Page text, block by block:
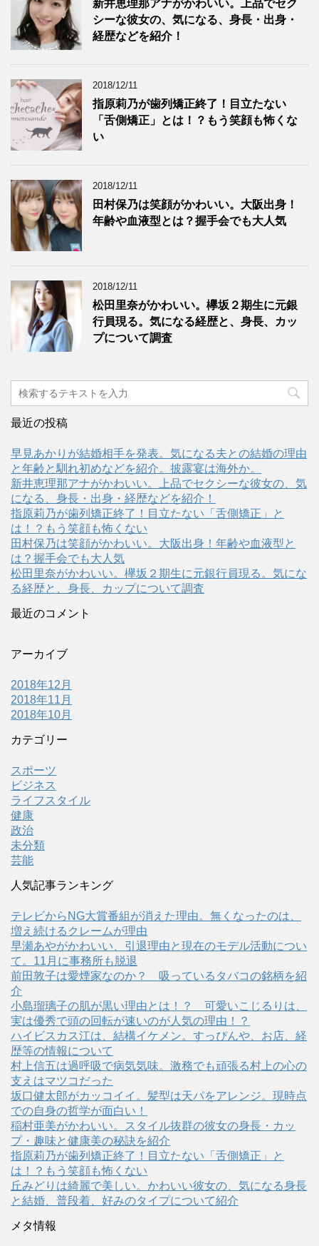
新井恵理那アナがかわいい。上品でセク
シーな彼女の、気になる、身長・出身・
経歴などを紹介！
2018/12/11
指原莉乃が歯列矯正終了！目立たない
「舌側矯正」とは！？もう笑顔も怖くな
い
2018/12/11
田村保乃は笑顔がかわいい。大阪出身！
年齢や血液型とは？握手会でも大人気
2018/12/11
松田里奈がかわいい。欅坂２期生に元銀
行員現る。気になる経歴と、身長、カッ
プについて調査
最近の投稿
早見あかりが結婚相手を発表。気になる夫との結婚の理由
と年齢と馴れ初めなどを紹介。披露宴は海外か。
新井恵理那アナがかわいい。上品でセクシーな彼女の、気
になる、身長・出身・経歴などを紹介！
指原莉乃が歯列矯正終了！目立たない「舌側矯正」と
は！？もう笑顔も怖くない
田村保乃は笑顔がかわいい。大阪出身！年齢や血液型と
は？握手会でも大人気
松田里奈がかわいい。欅坂２期生に元銀行員現る。気にな
る経歴と、身長、カップについて調査
最近のコメント
アーカイブ
2018年12月
2018年11月
2018年10月
カテゴリー
スポーツ
ビジネス
ライフスタイル
健康
政治
未分類
芸能
人気記事ランキング
テレビからNG大賞番組が消えた理由。無くなったのは、
増え続けるクレームが理由
早瀬あやがかわいい、引退理由と現在のモデル活動につい
て。11月に事務所も脱退
前田敦子は愛煙家なのか？ 吸っているタバコの銘柄を紹
介
小島瑠璃子の肌が黒い理由とは！？ 可愛いこじるりは、
実は優秀で頭の回転が速いのが人気の理由！？
ハイビスカス江は、結構イケメン。すっぴんや、お店、経
歴等の情報について
村上信五は過呼吸で病気気味。激務でも頑張る村上の心の
支えはマツコだった
坂口健太郎がカッコイイ。髪型は天パをアレンジ。現時点
での自身の哲学が面白い！
稲村亜美がかわいい。スタイル抜群の彼女の身長・カッ
プ・趣味と健康美の秘訣を紹介
指原莉乃が歯列矯正終了！目立たない「舌側矯正」と
は！？もう笑顔も怖くない
丘みどりは綺麗で美しい。かわいい彼女の、気になる身長
と結婚、普段着、好みのタイプについて紹介
メタ情報